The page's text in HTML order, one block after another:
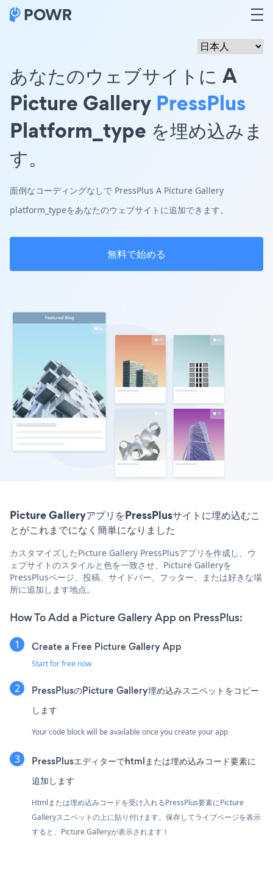
あなたのウェブサイトに A
Picture Gallery PressPlus
Platform_type を埋め込みま
す。
面倒なコーディングなしで PressPlus A Picture Gallery
platform_typeをあなたのウェブサイトに追加できます。
無料で始める
Picture GalleryアプリをPressPlusサイトに埋め込むこ
とがこれまでになく簡単になりました
カスタマイズしたPicture Gallery PressPlusアプリを作成し、ウ
ェブサイトのスタイルと色を一致させ、Picture Galleryを
PressPlusページ、投稿、サイドバー、フッター、または好きな場
所に追加します地点。
How To Add a Picture Gallery App on PressPlus:
Create a Free Picture Gallery App
Start for free now
PressPlusのPicture Gallery埋め込みスニペットをコピー
します
Your code block will be available once you create your app
PressPlusエディターでhtmlまたは埋め込みコード要素に
追加します
Htmlまたは埋め込みコードを受け入れるPressPlus要素にPicture
Galleryスニペットの上に貼り付けます。保存してライブページを表示
すると、Picture Galleryが表示されます！